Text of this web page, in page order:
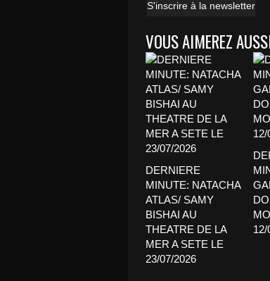
S'inscrire à la newsletter
VOUS AIMEREZ
DERNIERE
MINUTE: NATACHA
ATLAS/ SAMY
BISHAI AU
THEATRE DE LA
MER A SETE LE
23/07/2026
12/